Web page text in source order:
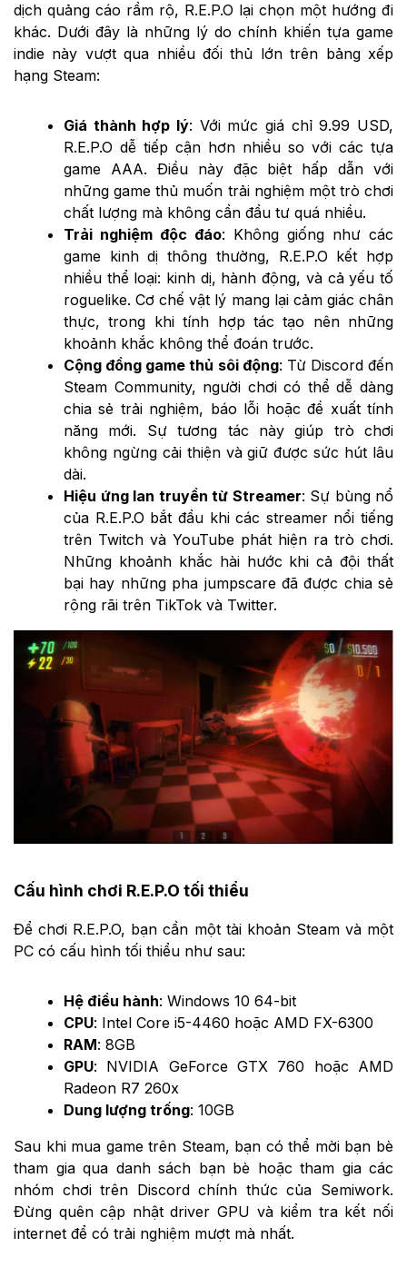
dịch quảng cáo rầm rộ, R.E.P.O lại chọn một hướng đi
khác. Dưới đây là những lý do chính khiến tựa game
indie này vượt qua nhiều đối thủ lớn trên bảng xếp
hạng Steam:
Giá thành hợp lý: Với mức giá chỉ 9.99 USD,
R.E.P.O dễ tiếp cận hơn nhiều so với các tựa
game AAA. Điều này đặc biệt hấp dẫn với
những game thủ muốn trải nghiệm một trò chơi
chất lượng mà không cần đầu tư quá nhiều.
Trải nghiệm độc đáo: Không giống như các
game kinh dị thông thường, R.E.P.O kết hợp
nhiều thể loại: kinh dị, hành động, và cả yếu tố
roguelike. Cơ chế vật lý mang lại cảm giác chân
thực, trong khi tính hợp tác tạo nên những
khoảnh khắc không thể đoán trước.
Cộng đồng game thủ sôi động: Từ Discord đến
Steam Community, người chơi có thể dễ dàng
chia sẻ trải nghiệm, báo lỗi hoặc đề xuất tính
năng mới. Sự tương tác này giúp trò chơi
không ngừng cải thiện và giữ được sức hút lâu
dài.
Hiệu ứng lan truyền từ Streamer: Sự bùng nổ
của R.E.P.O bắt đầu khi các streamer nổi tiếng
trên Twitch và YouTube phát hiện ra trò chơi.
Những khoảnh khắc hài hước khi cả đội thất
bại hay những pha jumpscare đã được chia sẻ
rộng rãi trên TikTok và Twitter.
Cấu hình chơi R.E.P.O tối thiểu
Để chơi R.E.P.O, bạn cần một tài khoản Steam và một
PC có cấu hình tối thiểu như sau:
Hệ điều hành: Windows 10 64-bit
CPU: Intel Core i5-4460 hoặc AMD FX-6300
RAM: 8GB
GPU: NVIDIA GeForce GTX 760 hoặc AMD
Radeon R7 260x
Dung lượng trống: 10GB
Sau khi mua game trên Steam, bạn có thể mời bạn bè
tham gia qua danh sách bạn bè hoặc tham gia các
nhóm chơi trên Discord chính thức của Semiwork.
Đừng quên cập nhật driver GPU và kiểm tra kết nối
internet để có trải nghiệm mượt mà nhất.